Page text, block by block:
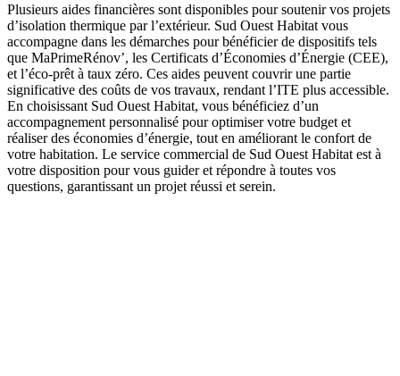
Plusieurs aides financières sont disponibles pour soutenir vos projets
d’isolation thermique par l’extérieur. Sud Ouest Habitat vous
accompagne dans les démarches pour bénéficier de dispositifs tels
que MaPrimeRénov’, les Certificats d’Économies d’Énergie (CEE),
et l’éco-prêt à taux zéro. Ces aides peuvent couvrir une partie
significative des coûts de vos travaux, rendant l’ITE plus accessible.
En choisissant Sud Ouest Habitat, vous bénéficiez d’un
accompagnement personnalisé pour optimiser votre budget et
réaliser des économies d’énergie, tout en améliorant le confort de
votre habitation. Le service commercial de Sud Ouest Habitat est à
votre disposition pour vous guider et répondre à toutes vos
questions, garantissant un projet réussi et serein.